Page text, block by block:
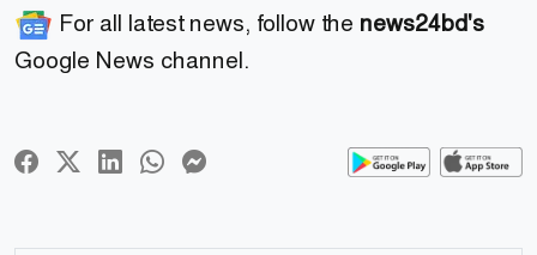
For all latest news, follow the news24bd's
Google News channel.